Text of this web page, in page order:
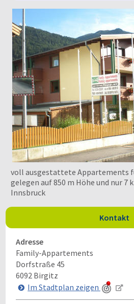
voll ausgestattete Appartements
gelegen auf 850 m Höhe und nur 7
Innsbruck
Kontakt
Adresse
Family-Appartements
Dorfstraße 45
6092 Birgitz
Im Stadtplan zeigen